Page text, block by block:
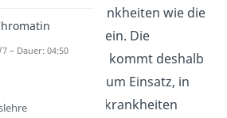
vererbbare Krankheiten wie die
Grün-Blindheit
sein. Die
kommt deshalb
bei Familien zum Einsatz, in
vermehrt Erbkrankheiten
– Dauer: 04:50